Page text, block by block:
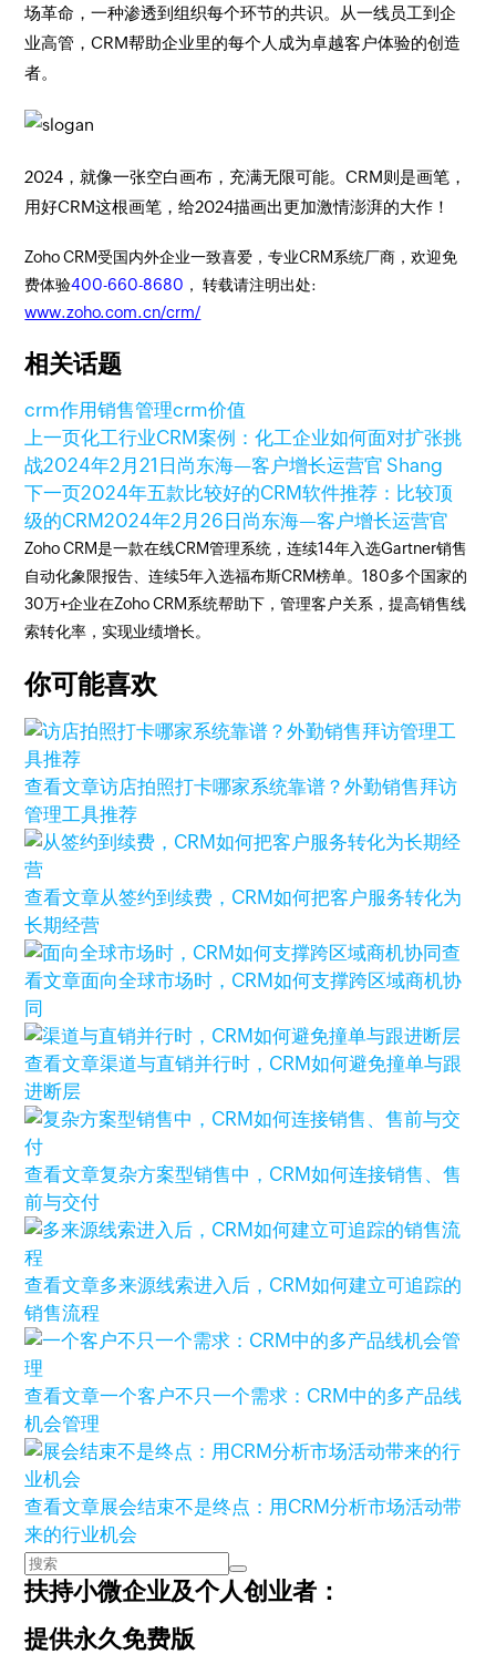
场革命，一种渗透到组织每个环节的共识。从一线员工到企
业高管，CRM帮助企业里的每个人成为卓越客户体验的创造
者。
2024，就像一张空白画布，充满无限可能。CRM则是画笔，
用好CRM这根画笔，给2024描画出更加激情澎湃的大作！
Zoho CRM受国内外企业一致喜爱，专业CRM系统厂商，欢迎免
费体验400-660-8680 ， 转载请注明出处:
www.zoho.com.cn/crm/
相关话题
crm作用销售管理crm价值
上一页化工行业CRM案例：化工企业如何面对扩张挑
战2024年2月21日 尚东海—客户增长运营官 Shang
下一页2024年五款比较好的CRM软件推荐：比较顶
级的CRM2024年2月26日 尚东海—客户增长运营官
Zoho CRM是一款在线CRM管理系统，连续14年入选Gartner销售
自动化象限报告、连续5年入选福布斯CRM榜单。180多个国家的
30万+企业在Zoho CRM系统帮助下，管理客户关系，提高销售线
索转化率，实现业绩增长。
你可能喜欢
查看文章访店拍照打卡哪家系统靠谱？外勤销售拜访
管理工具推荐
查看文章从签约到续费，CRM如何把客户服务转化为
长期经营
查
看文章面向全球市场时，CRM如何支撑跨区域商机协
同
查看文章渠道与直销并行时，CRM如何避免撞单与跟
进断层
查看文章复杂方案型销售中，CRM如何连接销售、售
前与交付
查看文章多来源线索进入后，CRM如何建立可追踪的
销售流程
查看文章一个客户不只一个需求：CRM中的多产品线
机会管理
查看文章展会结束不是终点：用CRM分析市场活动带
来的行业机会
扶持小微企业及个人创业者：
提供永久免费版